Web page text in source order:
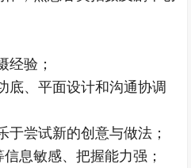
经验；
底、平面设计和沟通协调
于尝试新的创意与做法；
息敏感、把握能力强；